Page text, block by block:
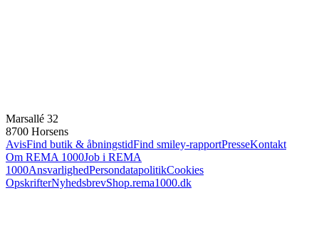
Marsallé 32
8700 Horsens
AvisFind butik & åbningstidFind smiley-rapportPresseKontakt
Om REMA 1000Job i REMA
1000AnsvarlighedPersondatapolitikCookies
OpskrifterNyhedsbrevShop.rema1000.dk